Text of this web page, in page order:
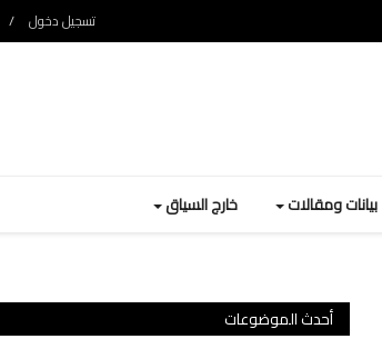
تسجيل دخول /
بيانات ومقالات خارج السياق
أحدث الموضوعات